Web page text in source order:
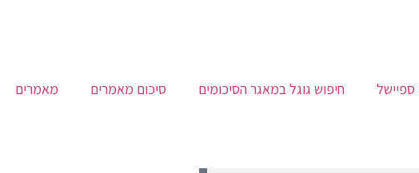
ספיישל חיפוש גוגל במאגר הסיכומים סיכום מאמרים מאמרים